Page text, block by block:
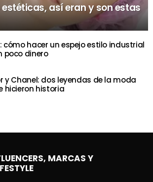
así eran y son estas
cómo hacer un espejo estilo industrial
poco dinero
y Chanel: dos leyendas de la moda
hicieron historia
MARCAS Y